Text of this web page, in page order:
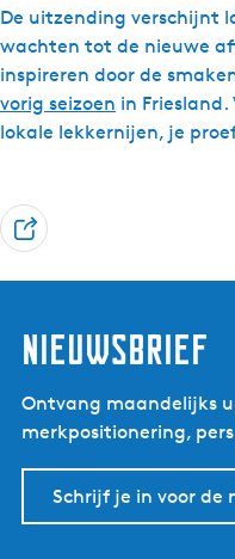
De uitzending verschijnt
wachten tot de nieuwe
inspireren door de
vorig seizoen in
lokale lekkernijen, je
D
Nieuwsbrief
Ontvang maandelijks
merkpositionering,
Schrijf je in voor de